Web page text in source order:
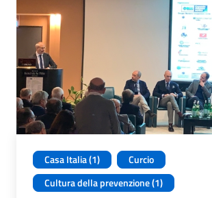
Casa Italia (1)
Curcio
Cultura della prevenzione (1)